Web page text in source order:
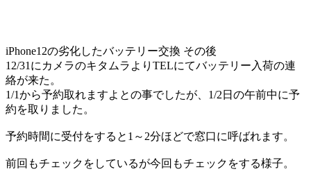
iPhone12の劣化したバッテリー交換 その後
12/31にカメラのキタムラよりTELにてバッテリー入荷の連
絡が来た。
1/1から予約取れますよとの事でしたが、1/2日の午前中に予
約を取りました。
予約時間に受付をすると1～2分ほどで窓口に呼ばれます。
前回もチェックをしているが今回もチェックをする様子。